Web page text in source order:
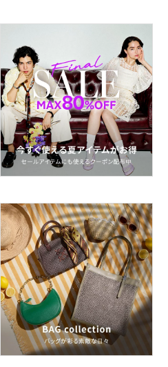
ン用品
インテリア・生活雑貨
スマホグッズ・オーディ
オ機器
スポーツ・アウトドア用
品
文房具
ペット用品
福袋・ギフト・その他